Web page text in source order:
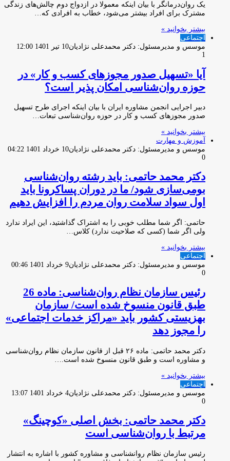
یک روان‌درمانگر با بیان اینکه معمولا در ازدواج دوم چالش‌های زندگی
مشترک برای افراد بیشتر می‌شود، خطاب به افرادی که…
بیشتر بخوانید »
اجتماعی
موسس و مدیرمسئول: دکتر محمدعلی نژادیان10 تیر 1401 12:00
1
آیا «تسهیل صدور مجوزهای کسب و کار» در
حوزه روان‌شناسی امکان پذیر است؟
دبیر اجرایی انجمن مشاوره‌ ایران با بیان اینکه اجرای طرح تسهیل
صدور مجوزهای کسب و کار در حوزه روان‌شناسی تبعات…
بیشتر بخوانید »
آموزش و مهارت
موسس و مدیرمسئول: دکتر محمدعلی نژادیان10 خرداد 1401 04:22
0
دکتر محمد حاتمی: باید رشته روان‌شناسی
بومی‌سازی شود/ ما در دوران پساکرونا باید
اول سواد سلامت روان مردم را افزایش دهیم
حاتمی: اگر شما مطلب خوبی را به اشتراک گذاشتید، این ایراد ندارد
ولی اگر شما (کسی که صلاحیت ندارد) کلاس…
بیشتر بخوانید »
اجتماعی
موسس و مدیرمسئول: دکتر محمدعلی نژادیان9 خرداد 1401 00:46
0
رئیس سازمان نظام روان‌شناسی: ماده 26
طبق قانون منسوخ شده است/ سازمان
بهزیستی کشور باید «مراکز خدمات اجتماعی»
را مجوز دهد
دکتر محمد حاتمی: ماده ۲۶ قبل از قانون سازمان نظام روان‌شناسی
و مشاوره است و طبق قانون منسوخ شده است.…
بیشتر بخوانید »
اجتماعی
موسس و مدیرمسئول: دکتر محمدعلی نژادیان4 خرداد 1401 13:07
0
دكتر محمد حاتمى: بخش اصلی «کوچینگ»
مرتبط با روان‌شناسی است
رئیس سازمان نظام روانشناسی و مشاوره کشور با اشاره به انتشار